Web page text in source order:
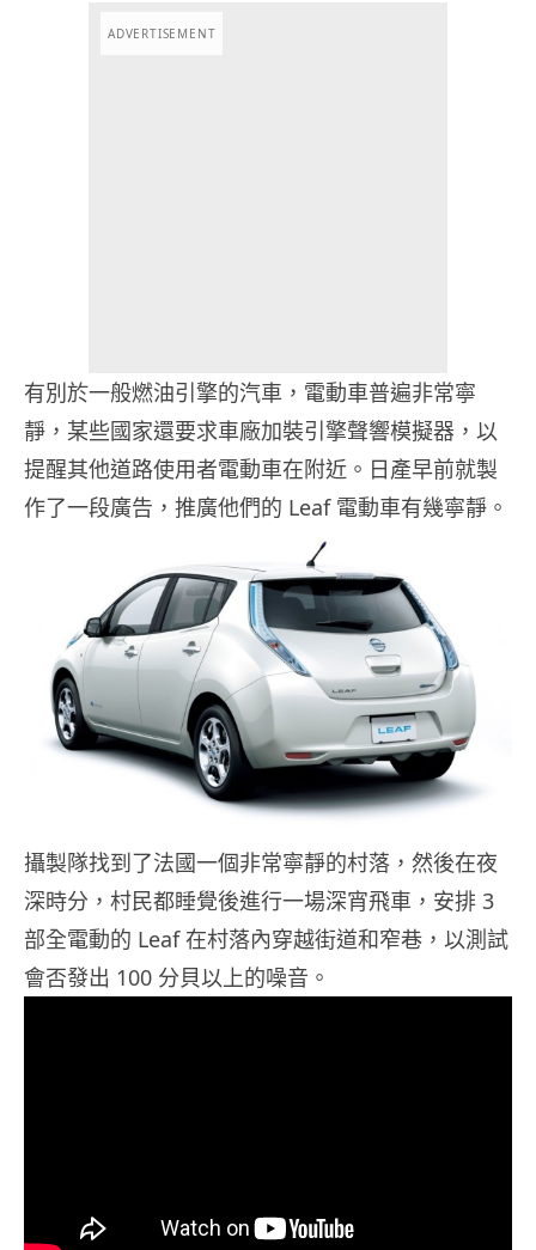
ADVERTISEMENT
有別於一般燃油引擎的汽車，電動車普遍非常寧
靜，某些國家還要求車廠加裝引擎聲響模擬器，以
提醒其他道路使用者電動車在附近。日產早前就製
作了一段廣告，推廣他們的 Leaf 電動車有幾寧靜。
攝製隊找到了法國一個非常寧靜的村落，然後在夜
深時分，村民都睡覺後進行一場深宵飛車，安排 3
部全電動的 Leaf 在村落內穿越街道和窄巷，以測試
會否發出 100 分貝以上的噪音。